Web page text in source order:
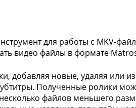
для работы с MKV-
видео файлы в формате
добавляя новые, удаляя или
Полученные ролики
файлов меньшего